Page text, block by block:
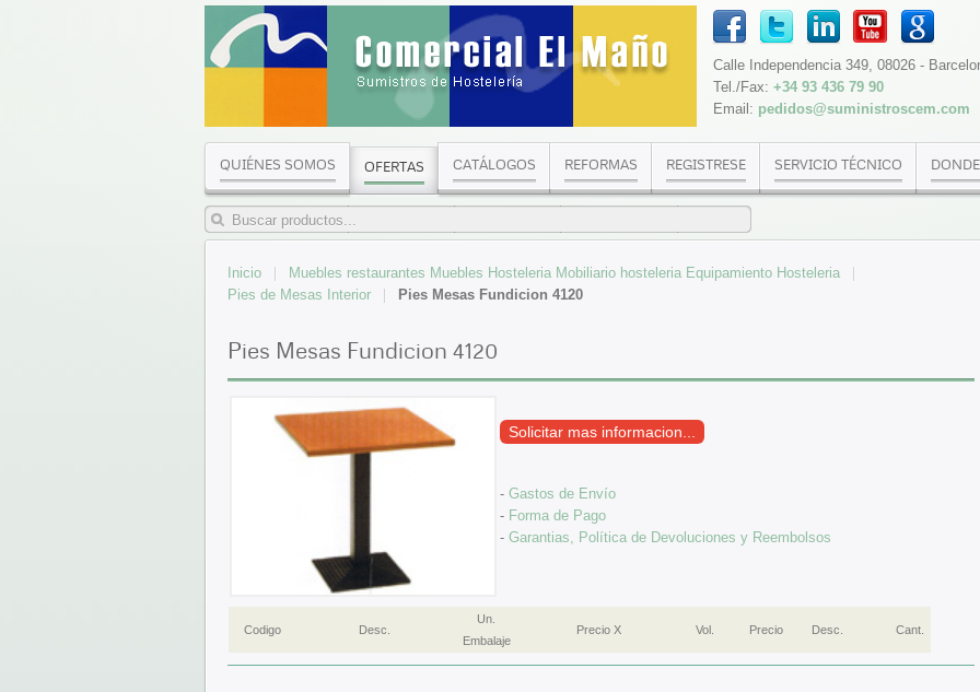
Calle Independencia 349, 08026 -
Tel./Fax: +34 93 436 79 90
Email: pedidos@suministroscem.com
QUIÉNES SOMOS OFERTAS CATÁLOGOS REFORMAS REGISTRESE SERVICIO TÉCNICO
Inicio
Muebles restaurantes Muebles Hosteleria Mobiliario hosteleria Equipamiento Hosteleria
Pies de Mesas Interior
Pies Mesas Fundicion 4120
Pies Mesas Fundicion 4120
Solicitar mas informacion...
- Gastos de Envío
- Forma de Pago
- Garantias, Política de Devoluciones y Reembolsos
Codigo Desc.
Un.
Embalaje
Precio X Vol. Precio Desc. Cant.